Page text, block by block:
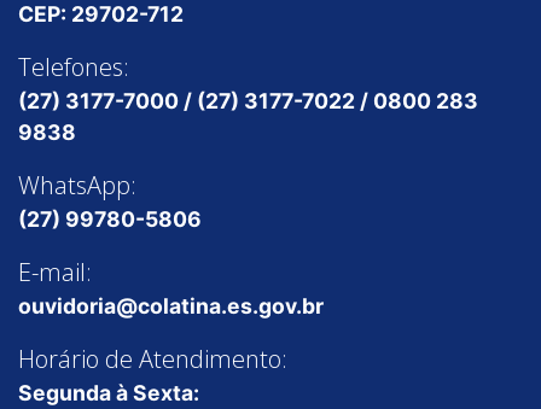
CEP: 29702-712
Telefones:
(27) 3177-7000 / (27) 3177-7022 / 0800 283
9838
WhatsApp:
(27) 99780-5806
E-mail:
ouvidoria@colatina.es.gov.br
Horário de Atendimento:
Segunda à Sexta: